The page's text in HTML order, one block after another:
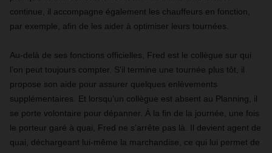
continue, il accompagne également les chauffeurs en fonction,
par exemple, afin de les aider à optimiser leurs tournées.
Au-delà de ses fonctions officielles, Fred est le collègue sur qui
l’on peut toujours compter. S'il termine une tournée plus tôt, il
propose son aide pour assurer quelques enlèvements
supplémentaires. Et lorsqu’un collègue est absent au Planning, il
se porte volontaire pour dépanner. À la fin de la journée, une fois
le porteur garé à quai, Fred ne s’arrête pas là. Il devient agent de
quai, déchargeant lui-même la marchandise, ce qui lui permet de